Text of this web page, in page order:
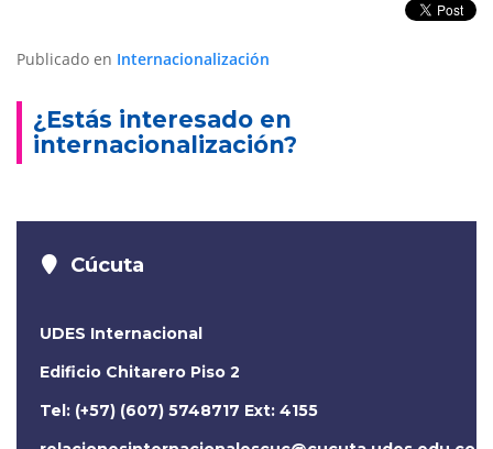
Publicado en Internacionalización
¿Estás interesado en
internacionalización?
Cúcuta
UDES Internacional
Edificio Chitarero Piso 2
Tel: (+57) (607) 5748717 Ext: 4155